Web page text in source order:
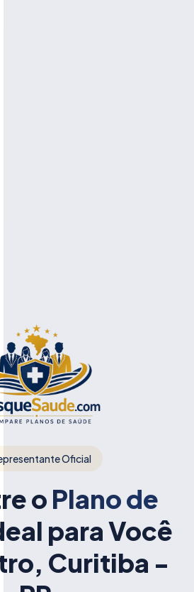
Oficial
o Plano de
para Você
Curitiba -